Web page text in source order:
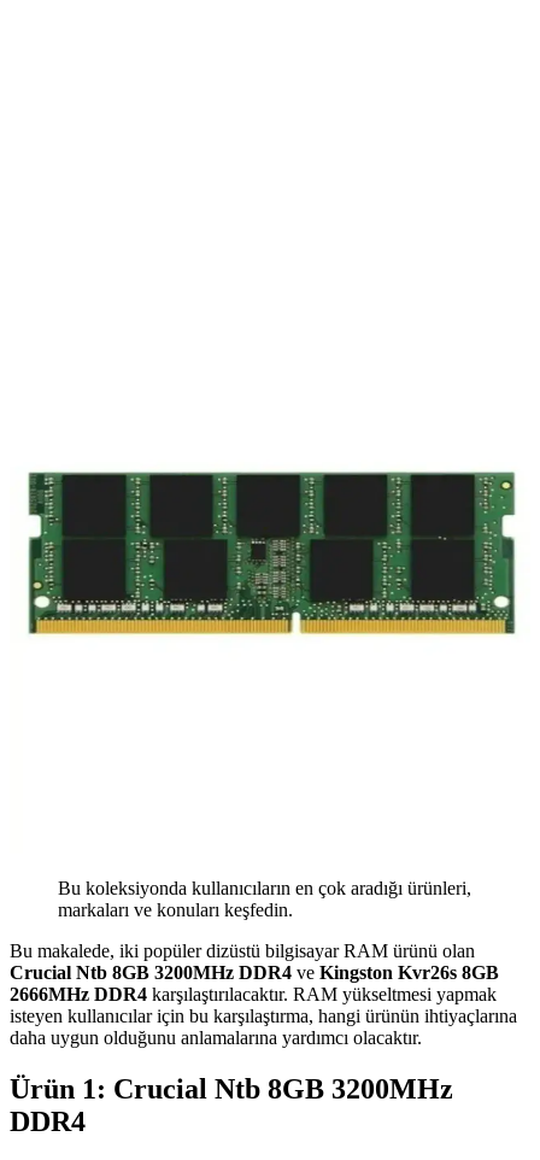
Bu koleksiyonda kullanıcıların en çok aradığı ürünleri,
markaları ve konuları keşfedin.
Bu makalede, iki popüler dizüstü bilgisayar RAM ürünü olan
Crucial Ntb 8GB 3200MHz DDR4 ve Kingston Kvr26s 8GB
2666MHz DDR4 karşılaştırılacaktır. RAM yükseltmesi yapmak
isteyen kullanıcılar için bu karşılaştırma, hangi ürünün ihtiyaçlarına
daha uygun olduğunu anlamalarına yardımcı olacaktır.
Ürün 1: Crucial Ntb 8GB 3200MHz
DDR4